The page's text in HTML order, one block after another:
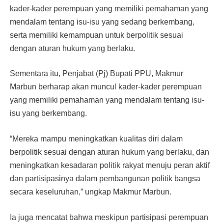
kader-kader perempuan yang memiliki pemahaman yang
mendalam tentang isu-isu yang sedang berkembang,
serta memiliki kemampuan untuk berpolitik sesuai
dengan aturan hukum yang berlaku.
Sementara itu, Penjabat (Pj) Bupati PPU, Makmur
Marbun berharap akan muncul kader-kader perempuan
yang memiliki pemahaman yang mendalam tentang isu-
isu yang berkembang.
“Mereka mampu meningkatkan kualitas diri dalam
berpolitik sesuai dengan aturan hukum yang berlaku, dan
meningkatkan kesadaran politik rakyat menuju peran aktif
dan partisipasinya dalam pembangunan politik bangsa
secara keseluruhan,” ungkap Makmur Marbun.
Ia juga mencatat bahwa meskipun partisipasi perempuan